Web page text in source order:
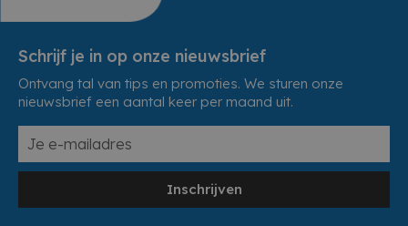
Schrijf je in op onze nieuwsbrief
Ontvang tal van tips en promoties. We sturen onze
nieuwsbrief een aantal keer per maand uit.
Inschrijven